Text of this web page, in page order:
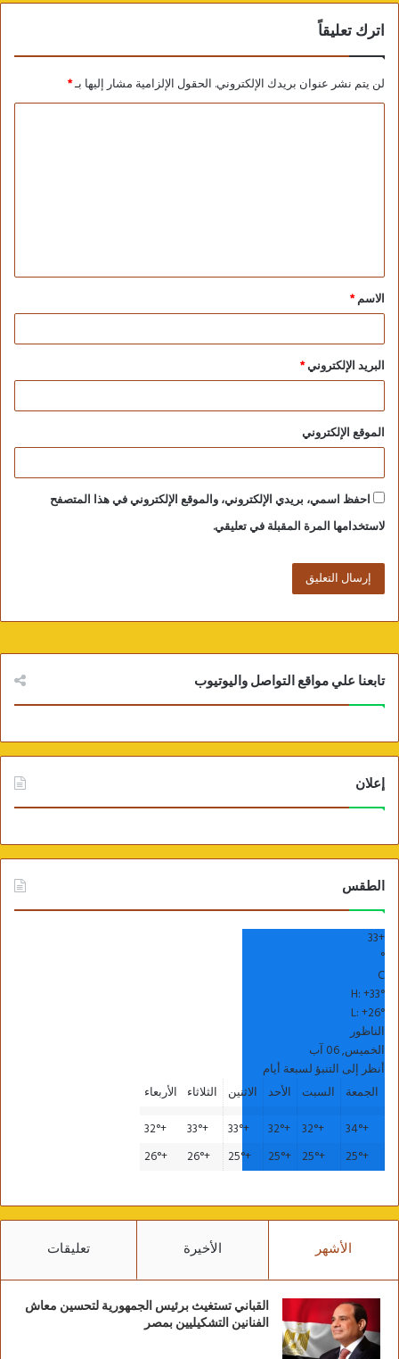
اترك تعليقاً
لن يتم نشر عنوان بريدك الإلكتروني. الحقول الإلزامية مشار إليها بـ*
الاسم*
البريد الإلكتروني*
الموقع الإلكتروني
احفظ اسمي، بريدي الإلكتروني، والموقع الإلكتروني في هذا المتصفح
لاستخدامها المرة المقبلة في تعليقي.
تابعنا علي مواقع التواصل واليوتيوب
إعلان
الطقس
+
33
°
C
H:+33°
L:+26°
الناظور
الخميس, 06 آب
أنظر إلى التنبؤ لسبعة أيام
الجمعة
السبت الأحد الاثنين الثلاثاء
الأربعاء
+
34°
+
32°
+
32°
+
33°
+
33°
+
32°
+
25°
+
25°
+
25°
+
25°
+
26°
+
26°
الأشهر الأخيرة تعليقات
القباني تستغيث برئيس الجمهورية لتحسين معاش
الفنانين التشكيليين بمصر